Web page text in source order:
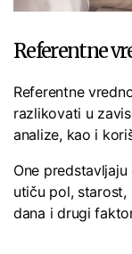
Referentne
Referentne
razlikovati u
analize, kao i
One
utiču pol, starost,
dana i drugi